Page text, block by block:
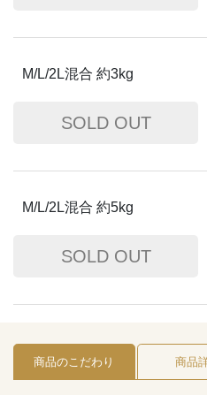
M/L/2L混合 約3kg
M/L/2L混合 約5kg
商品のこだわり 商品